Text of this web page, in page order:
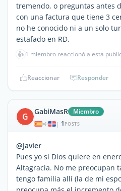
tremendo, o preguntas antes
con una factura que tiene 3
no he conocido ni a un solo
estafado en RD.
👍 1 miembro reaccionó a esta
Reaccionar Responder
G GabiMasR Miembro
| 1 POSTS
@Javier
Pues yo si Dios quiere en
Altagracia. No me preocupan
tengo familia allí (la de mi